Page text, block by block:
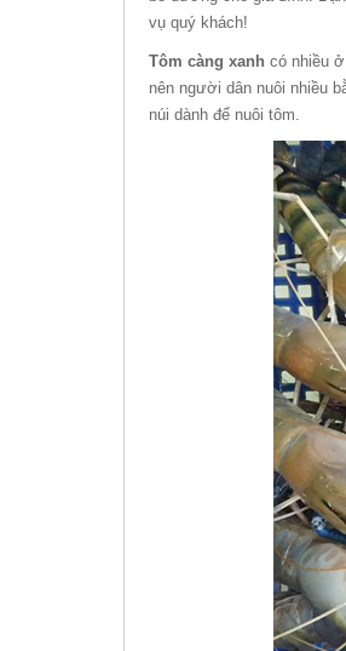
vụ quý khách!
Tôm càng xanh có nhiều
nên người dân nuôi nhiều
núi dành để nuôi tôm.